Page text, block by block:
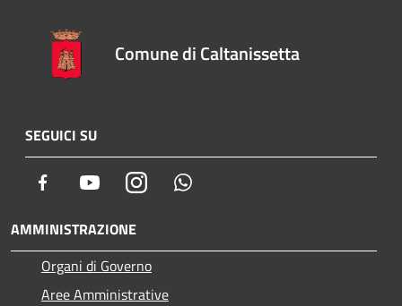
Comune di Caltanissetta
SEGUICI SU
Facebook YoutubeInstagram
AMMINISTRAZIONE
Organi di Governo
Aree Amministrative